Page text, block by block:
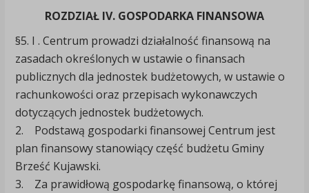
ROZDZIAŁ IV. GOSPODARKA FINANSOWA
§5. I . Centrum prowadzi działalność finansową na
zasadach określonych w ustawie o finansach
publicznych dla jednostek budżetowych, w ustawie o
rachunkowości oraz przepisach wykonawczych
dotyczących jednostek budżetowych.
2. Podstawą gospodarki finansowej Centrum jest
plan finansowy stanowiący część budżetu Gminy
Brześć Kujawski.
3. Za prawidłową gospodarkę finansową, o której